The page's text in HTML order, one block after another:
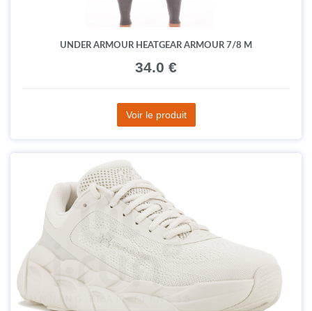
UNDER ARMOUR HEATGEAR ARMOUR 7/8 M
34.0 €
Voir le produit